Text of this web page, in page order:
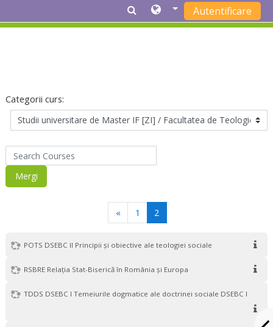
Autentificare
Categorii curs:
Search Courses
Mergi
«Anterior
1 2
POTS DSEBC II Principii și obiective ale teologiei sociale
RSBRE Relația Stat-Biserică în România și Europa
TDDS DSEBC I Temeiurile dogmatice ale doctrinei sociale DSEBC I